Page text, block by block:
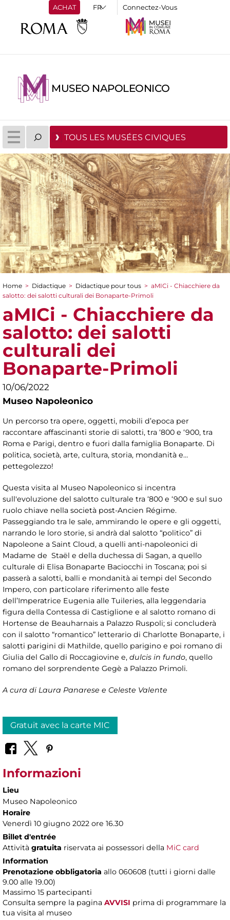
ACHAT Connectez-Vous
MUSEO NAPOLEONICO
TOUS LES MUSÉES CIVIQUES
You are here
Home > Didactique > Didactique pour tous > aMICi - Chiacchiere da
salotto: dei salotti culturali dei Bonaparte-Primoli
aMICi - Chiacchiere da
salotto: dei salotti
culturali dei
Bonaparte-Primoli
10/06/2022
Museo Napoleonico
Un percorso tra opere, oggetti, mobili d’epoca per
raccontare affascinanti storie di salotti, tra ‘800 e ‘900, tra
Roma e Parigi, dentro e fuori dalla famiglia Bonaparte. Di
politica, società, arte, cultura, storia, mondanità e…
pettegolezzo!
Questa visita al Museo Napoleonico si incentra
sull'evoluzione del salotto culturale tra ‘800 e ‘900 e sul suo
ruolo chiave nella società post-Ancien Régime.
Passeggiando tra le sale, ammirando le opere e gli oggetti,
narrando le loro storie, si andrà dal salotto “politico” di
Napoleone a Saint Cloud, a quelli anti-napoleonici di
Madame de Staël e della duchessa di Sagan, a quello
culturale di Elisa Bonaparte Baciocchi in Toscana; poi si
passerà a salotti, balli e mondanità ai tempi del Secondo
Impero, con particolare riferimento alle feste
dell’Imperatrice Eugenia alle Tuileries, alla leggendaria
figura della Contessa di Castiglione e al salotto romano di
Hortense de Beauharnais a Palazzo Ruspoli; si concluderà
con il salotto “romantico” letterario di Charlotte Bonaparte, i
salotti parigini di Mathilde, quello parigino e poi romano di
Giulia del Gallo di Roccagiovine e, dulcis in fundo, quello
romano del sorprendente Gegè a Palazzo Primoli.
A cura di Laura Panarese e Celeste Valente
Gratuit avec la carte MIC
Informazioni
Lieu
Museo Napoleonico
Horaire
Venerdì 10 giugno 2022 ore 16.30
Billet d'entrée
Attività gratuita riservata ai possessori della MiC card
Information
Prenotazione obbligatoria allo 060608 (tutti i giorni dalle
9.00 alle 19.00)
Massimo 15 partecipanti
Consulta sempre la pagina AVVISI prima di programmare la
tua visita al museo